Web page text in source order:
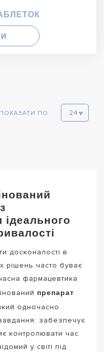
ПОКАЗАТИ ПО
досконалості в
рішень часто буває
фармацевтика
препарат
одночасно
забезпечує
контролювати час
у світі під